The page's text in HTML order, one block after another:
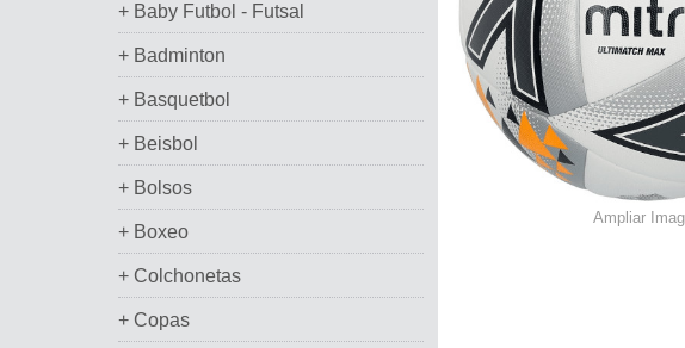
+ Baby Futbol - Futsal
+ Badminton
+ Basquetbol
+ Beisbol
+ Bolsos
+ Boxeo
+ Colchonetas
+ Copas
Ampliar